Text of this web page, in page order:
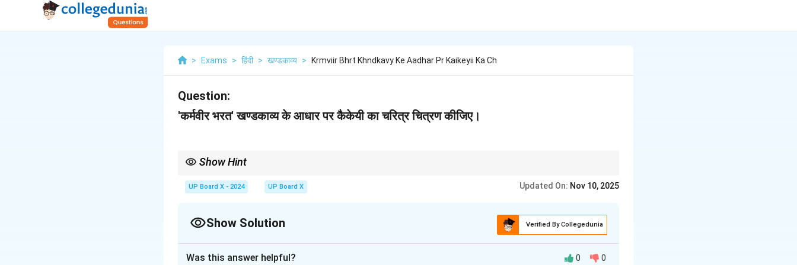
> Exams > हिंदी > खण्डकाव्य > Krmviir Bhrt Khndkavy Ke Aadhar Pr Kaikeyii Ka Ch
Question:
'कर्मवीर भरत' खण्डकाव्य के आधार पर कैकेयी का चरित्र चित्रण कीजिए।
Show Hint
पश्चाताप करना) को अवश्य दर्शाएँ।
UP Board X - 2024 UP Board X Updated On: Nov 10, 2025
Show Solution Verified By Collegedunia
Was this answer helpful? 0 0